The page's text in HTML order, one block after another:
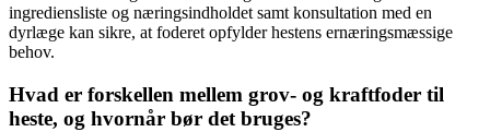
ingrediensliste og næringsindholdet samt konsultation med en
dyrlæge kan sikre, at foderet opfylder hestens ernæringsmæssige
behov.
Hvad er forskellen mellem grov- og kraftfoder til
heste, og hvornår bør det bruges?